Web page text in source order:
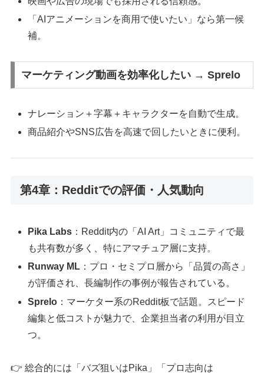
「AIアニメーションを商用で使いたい」なら第一候
補。
マーケティング動画を効率化したい → Sprelo
ナレーション＋字幕＋キャラクターを自動で生成。
商品紹介やSNS広告を高速で回したいときに便利。
第4章：Redditでの評価・人気動向
Pika Labs ：Reddit内の「AI Art」コミュニティで最
も共有数が多く、特にアマチュア層に支持。
Runway ML ：プロ・セミプロ層から「品質の高さ」
が評価され、長編制作の事例が報告されている。
Sprelo ：マーケター系のReddit板で話題。スピード
編集と低コストが魅力で、企業担当者の利用が目立
つ。
👉 総合的には「バズ狙いはPika」「プロ志向は